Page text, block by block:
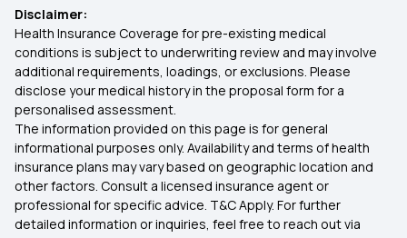
Disclaimer:
Health Insurance Coverage for pre-existing medical
conditions is subject to underwriting review and may involve
additional requirements, loadings, or exclusions. Please
disclose your medical history in the proposal form for a
personalised assessment.
The information provided on this page is for general
informational purposes only. Availability and terms of health
insurance plans may vary based on geographic location and
other factors. Consult a licensed insurance agent or
professional for specific advice. T&C Apply. For further
detailed information or inquiries, feel free to reach out via